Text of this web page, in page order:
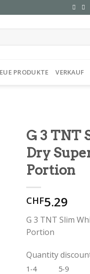
PRODUKTE VERKAUF
G 3 TNT
Dry
Portion
CHF5.29
G 3 TNT Slim
Portion
Quantity
1-4 5-9